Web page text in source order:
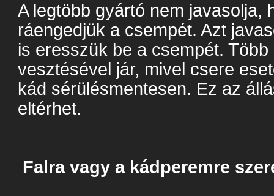
A legtöbb gyártó nem javasolja,
ráengedjük a csempét. Azt
is eresszük be a csempét.
vesztésével jár, mivel csere
kád sérülésmentesen. Ez az
eltérhet.
Falra vagy a kádperemre